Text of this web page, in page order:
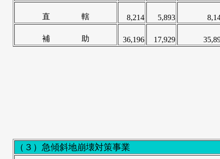
直 轄 8,214 5,893
補 助 36,196 17,929
（３）急傾斜地崩壊対策事業